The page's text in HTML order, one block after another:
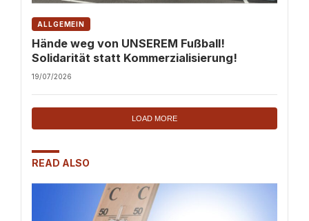
ALLGEMEIN
Hände weg von UNSEREM Fußball!
Solidarität statt Kommerzialisierung!
19/07/2026
LOAD MORE
READ ALSO